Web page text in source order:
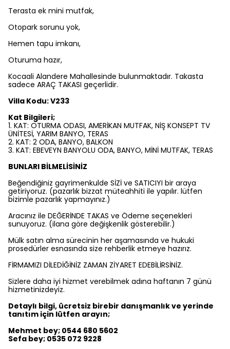
Terasta ek mini mutfak,
Otopark sorunu yok,
Hemen tapu imkanı,
Oturuma hazır,
Kocaali Alandere Mahallesinde bulunmaktadır. Takasta
sadece ARAÇ TAKASI geçerlidir.
Villa Kodu: V233
Kat Bilgileri;
1. KAT: OTURMA ODASI, AMERİKAN MUTFAK, NİŞ KONSEPT TV
ÜNİTESİ, YARIM BANYO, TERAS
2. KAT: 2 ODA, BANYO, BALKON
3. KAT: EBEVEYN BANYOLU ODA, BANYO, MİNİ MUTFAK, TERAS
BUNLARI BİLMELİSİNİZ
Beğendiğiniz gayrimenkulde SİZİ ve SATICIYI bir araya
getiriyoruz. (pazarlık bizzat müteahhiti ile yapılır. lütfen
bizimle pazarlık yapmayınız.)
Aracınız ile DEĞERİNDE TAKAS ve Ödeme seçenekleri
sunuyoruz. (ilana göre değişkenlik gösterebilir.)
Mülk satın alma sürecinin her aşamasında ve hukuki
prosedürler esnasında size rehberlik etmeye hazırız.
FİRMAMIZI DİLEDİĞİNİZ ZAMAN ZİYARET EDEBİLİRSİNİZ.
Sizlere daha iyi hizmet verebilmek adına haftanın 7 günü
hizmetinizdeyiz.
Detaylı bilgi, ücretsiz birebir danışmanlık ve yerinde
tanıtım için lütfen arayın;
Mehmet bey; 0544 680 5602
Sefa bey; 0535 072 9228